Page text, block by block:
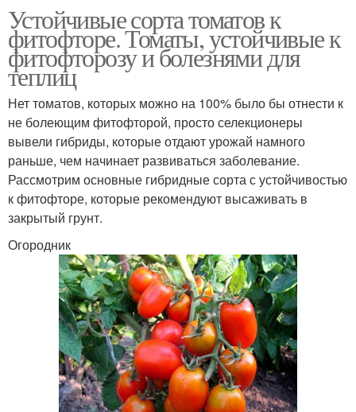
Устойчивые сорта томатов к
фитофторе. Томаты, устойчивые к
фитофторозу и болезнями для
теплиц
Нет томатов, которых можно на 100% было бы отнести к
не болеющим фитофторой, просто селекционеры
вывели гибриды, которые отдают урожай намного
раньше, чем начинает развиваться заболевание.
Рассмотрим основные гибридные сорта с устойчивостью
к фитофторе, которые рекомендуют высаживать в
закрытый грунт.
Огородник